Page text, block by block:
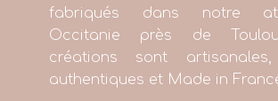
fabriqués dans notre
Occitanie près de
créations sont artisanales,
authentiques et Made in